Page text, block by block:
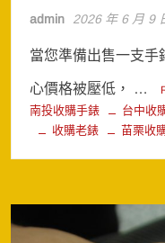
admin 2026 年 6 月 9
當您準備出售一支手
心價格被壓低， …
南投收購手錶 台中收
收購老錶
苗栗收